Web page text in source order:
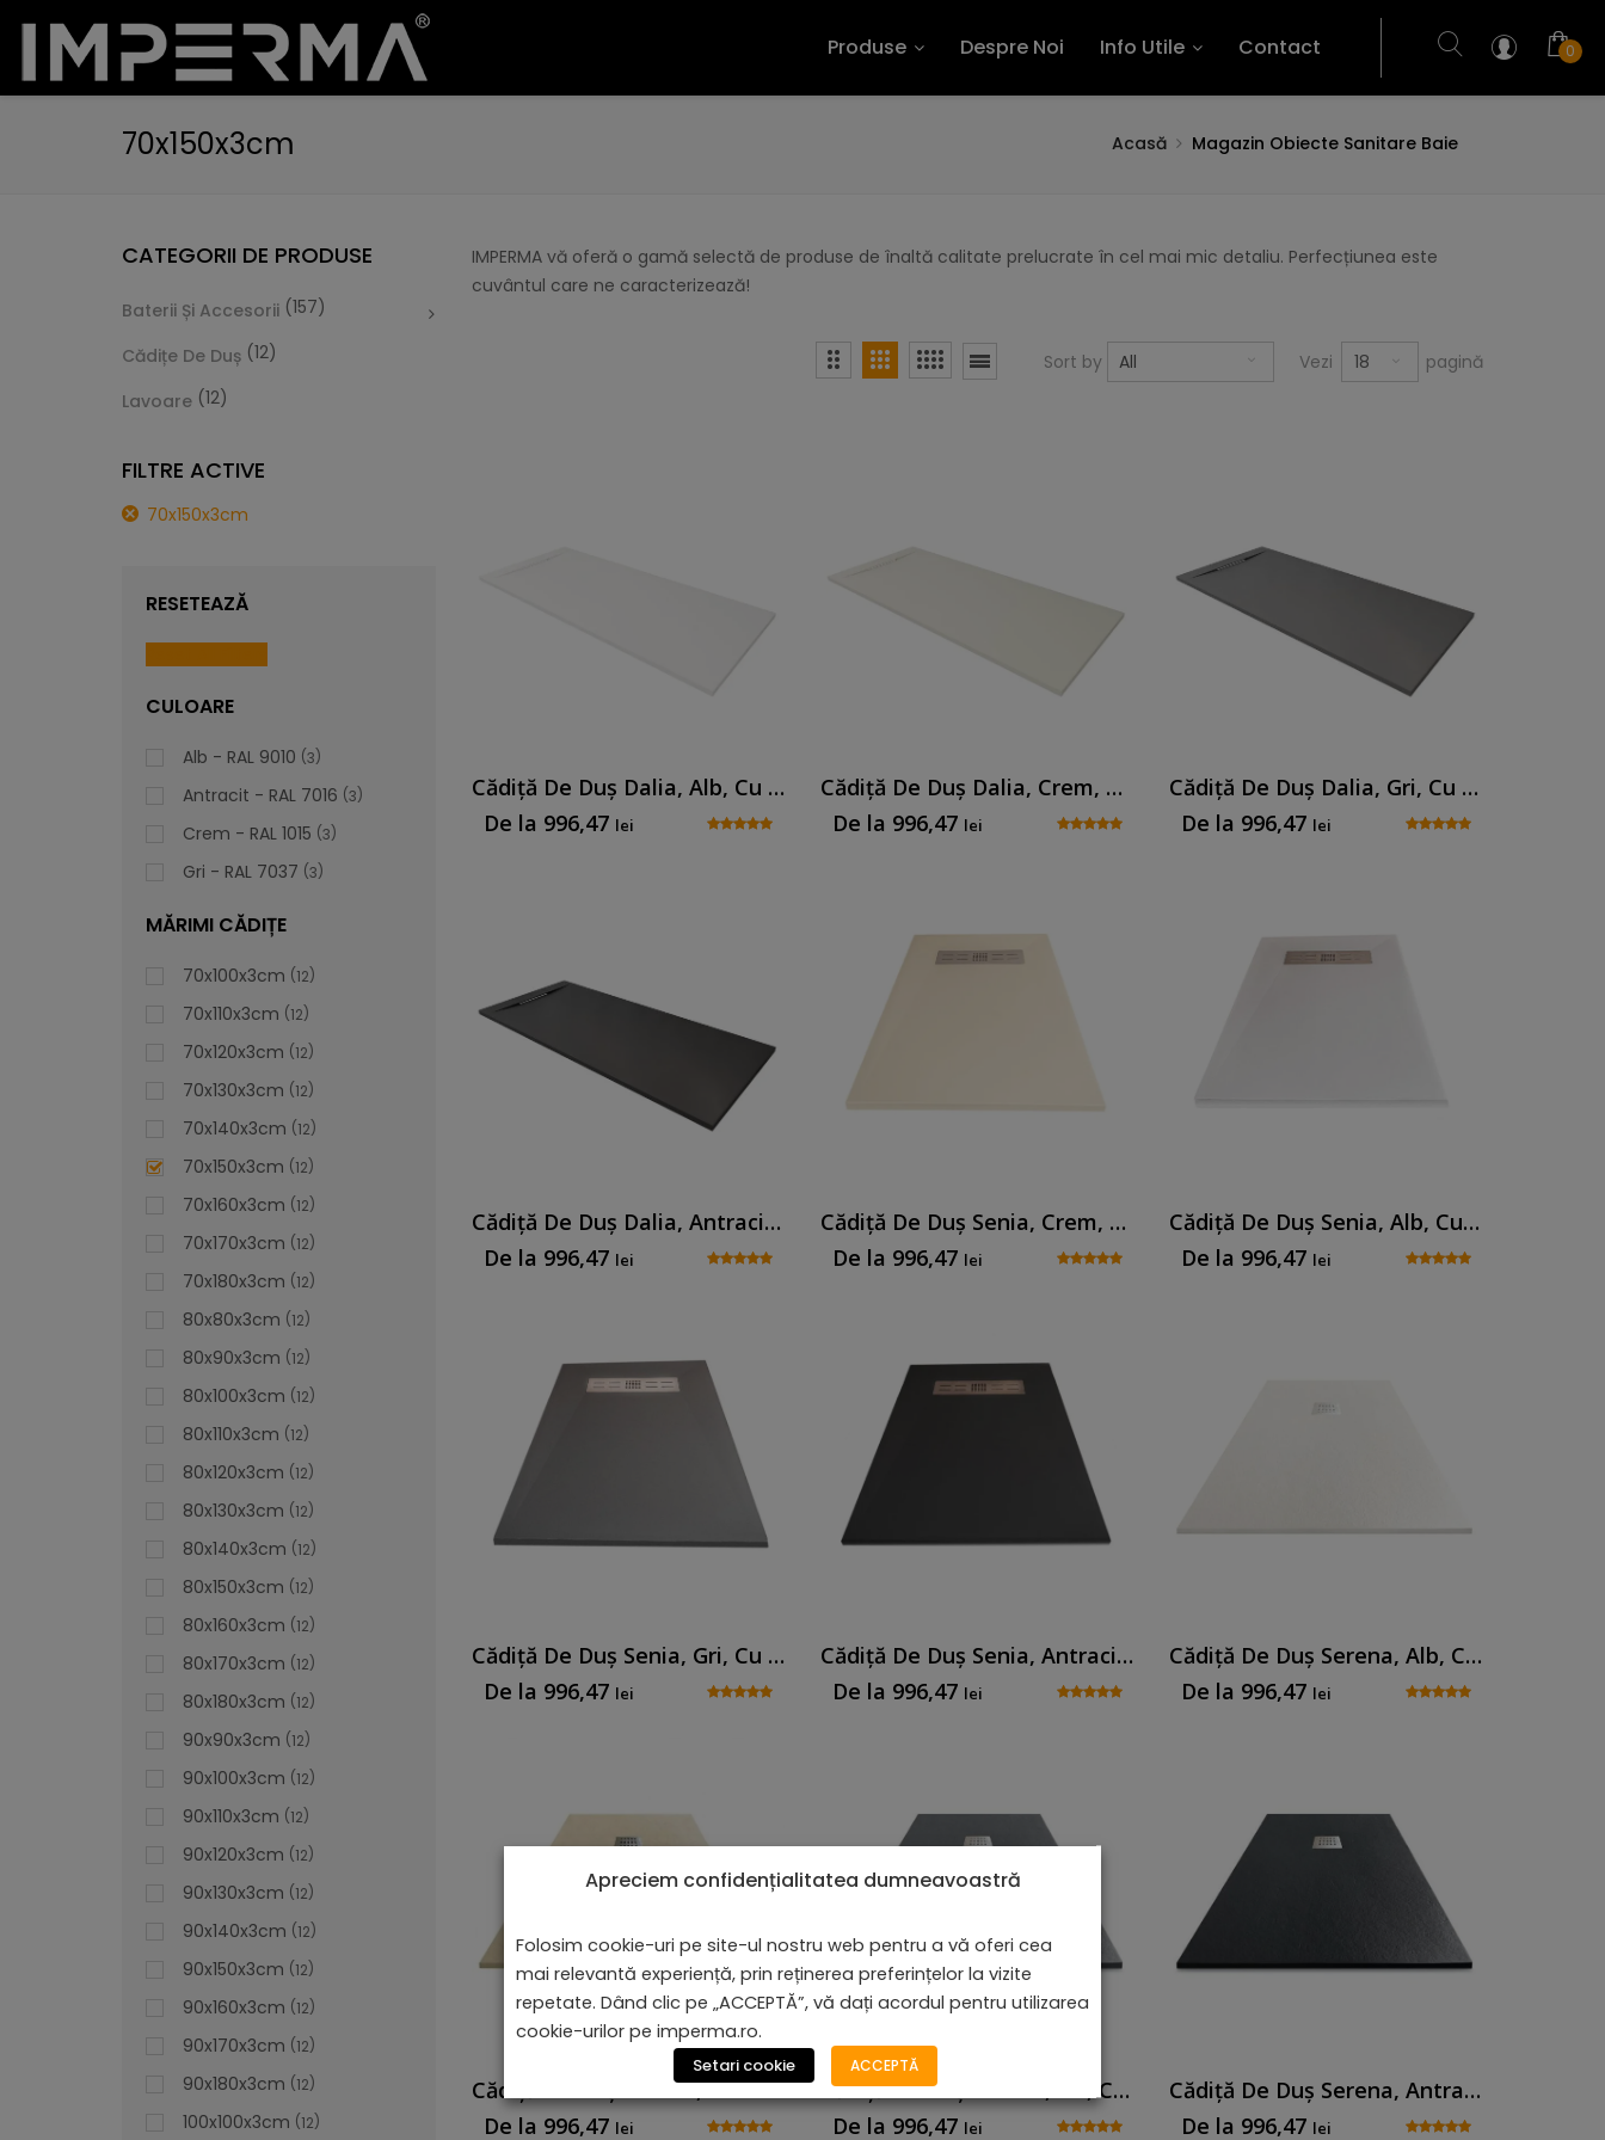
Produse Despre Noi Info Utile Contact 0
70x150x3cm Acasă Magazin Obiecte Sanitare Baie
IMPERMA vă oferă o gamă selectă de produse de înaltă calitate prelucrate în cel mai mic detaliu. Perfecțiunea este
cuvântul care ne caracterizează!
Sort by All Vezi 18 pagină
Cădiță De Duș Dalia, Alb, Cu Sifon Inclus
De la 996,47 lei
Cădiță De Duș Dalia, Crem, Cu Sifon Inclus
De la 996,47 lei
Cădiță De Duș Dalia, Gri, Cu Sifon Inclus
De la 996,47 lei
Cădiță De Duș Dalia, Antracit, Cu Sifon Inclus
De la 996,47 lei
Cădiță De Duș Senia, Crem, Cu Sifon Inclus
De la 996,47 lei
Cădiță De Duș Senia, Alb, Cu Sifon Inclus
De la 996,47 lei
Cădiță De Duș Senia, Gri, Cu Sifon Inclus
De la 996,47 lei
Cădiță De Duș Senia, Antracit, Cu Sifon Inclus
De la 996,47 lei
Cădiță De Duș Serena, Alb, Cu Sifon Inclus
De la 996,47 lei
Cădiță De Duș Serena, Crem, Cu Sifon Inclus
De la 996,47 lei
Cădiță De Duș Serena, Gri, Cu Sifon Inclus
De la 996,47 lei
Cădiță De Duș Serena, Antracit, Cu Sifon Inclus
De la 996,47 lei
CATEGORII DE PRODUSE
Baterii Și Accesorii (157)
Cădițe De Duș (12)
Lavoare (12)
FILTRE ACTIVE
70x150x3cm
RESETEAZĂ
CULOARE
Alb - RAL 9010 3
Antracit - RAL 7016 3
Crem - RAL 1015 3
Gri - RAL 7037 3
MĂRIMI CĂDIȚE
70x100x3cm 12
70x110x3cm 12
70x120x3cm 12
70x130x3cm 12
70x140x3cm 12
70x150x3cm 12
70x160x3cm 12
70x170x3cm 12
70x180x3cm 12
80x80x3cm 12
80x90x3cm 12
80x100x3cm 12
80x110x3cm 12
80x120x3cm 12
80x130x3cm 12
80x140x3cm 12
80x150x3cm 12
80x160x3cm 12
80x170x3cm 12
80x180x3cm 12
90x90x3cm 12
90x100x3cm 12
90x110x3cm 12
90x120x3cm 12
90x130x3cm 12
90x140x3cm 12
90x150x3cm 12
90x160x3cm 12
90x170x3cm 12
90x180x3cm 12
100x100x3cm 12
Apreciem confidențialitatea dumneavoastră
Folosim cookie-uri pe site-ul nostru web pentru a vă oferi cea
mai relevantă experiență, prin reținerea preferințelor la vizite
repetate. Dând clic pe „ACCEPTĂ”, vă dați acordul pentru utilizarea
cookie-urilor pe imperma.ro.
Setari cookie ACCEPTĂ